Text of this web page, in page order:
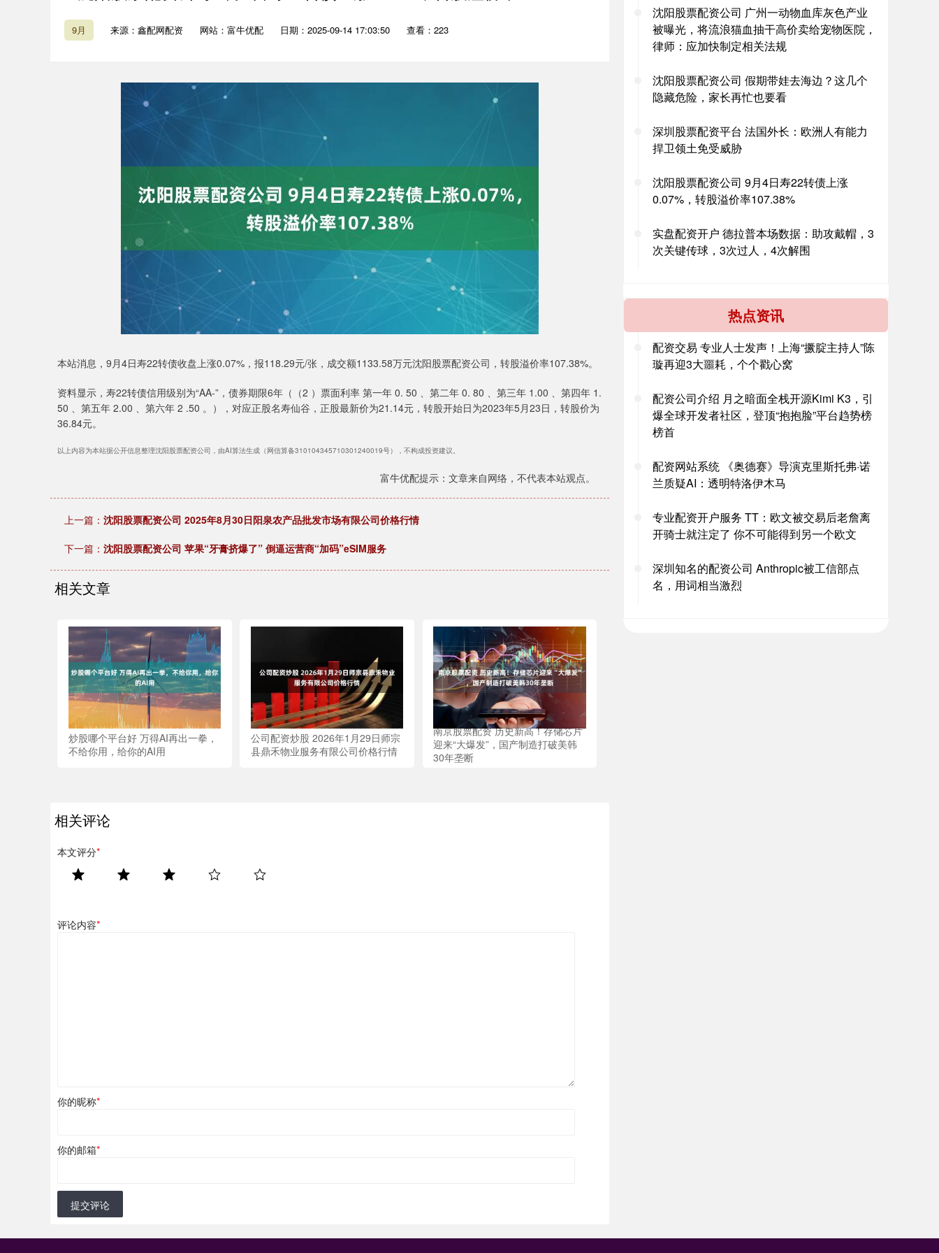
9月 来源：鑫配网配资 网站：富牛优配 日期：2025-09-14 17:03:50 查看：223
本站消息，9月4日寿22转债收盘上涨0.07%，报118.29元/张，成交额1133.58万元沈阳股票配资公司，转股溢价率107.38%。
资料显示，寿22转债信用级别为“AA-”，债券期限6年（（2 ）票面利率 第一年 0. 50 、第二年 0. 80 、第三年 1.00 、第四年 1.
50 、第五年 2.00 、第六年 2 .50 。），对应正股名寿仙谷，正股最新价为21.14元，转股开始日为2023年5月23日，转股价为
36.84元。
以上内容为本站据公开信息整理沈阳股票配资公司，由AI算法生成（网信算备310104345710301240019号），不构成投资建议。
富牛优配提示：文章来自网络，不代表本站观点。
上一篇： 沈阳股票配资公司 2025年8月30日阳泉农产品批发市场有限公司价格行情
下一篇： 沈阳股票配资公司 苹果“牙膏挤爆了” 倒逼运营商“加码”eSIM服务
相关文章
炒股哪个平台好 万得AI再出一拳，
不给你用，给你的AI用
公司配资炒股 2026年1月29日师宗
县鼎禾物业服务有限公司价格行情
南京股票配资 历史新高！存储芯片
迎来“大爆发”，国产制造打破美韩
30年垄断
相关评论
本文评分*
评论内容*
你的昵称*
你的邮箱*
提交评论
沈阳股票配资公司 广州一动物血库灰色产业
被曝光，将流浪猫血抽干高价卖给宠物医院，
律师：应加快制定相关法规
沈阳股票配资公司 假期带娃去海边？这几个
隐藏危险，家长再忙也要看
深圳股票配资平台 法国外长：欧洲人有能力
捍卫领土免受威胁
沈阳股票配资公司 9月4日寿22转债上涨
0.07%，转股溢价率107.38%
实盘配资开户 德拉普本场数据：助攻戴帽，3
次关键传球，3次过人，4次解围
热点资讯
配资交易 专业人士发声！上海“撅腚主持人”陈
璇再迎3大噩耗，个个戳心窝
配资公司介绍 月之暗面全栈开源Kimi K3，引
爆全球开发者社区，登顶“抱抱脸”平台趋势榜
榜首
配资网站系统 《奥德赛》导演克里斯托弗·诺
兰质疑AI：透明特洛伊木马
专业配资开户服务 TT：欧文被交易后老詹离
开骑士就注定了 你不可能得到另一个欧文
深圳知名的配资公司 Anthropic被工信部点
名，用词相当激烈